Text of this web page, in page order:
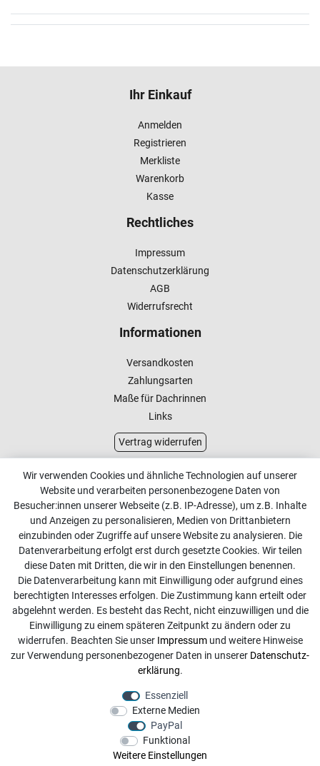
Ihr Einkauf
Anmelden
Registrieren
Merkliste
Warenkorb
Kasse
Rechtliches
Impressum
Datenschutzerklärung
AGB
Widerrufsrecht
Informationen
Versandkosten
Zahlungsarten
Maße für Dachrinnen
Links
Vertrag widerrufen
Kundenservice
Kontakt
Online Retourenservice
Kontakt
info@dachdecker-shop.de
+49 3501 507295
Montag - Freitag, 08:00 - 16:00
Anrufe aus dem dt. Festnetz zum Ortstarif, Preise aus dem
Mobilfunknetz ggf. abweichend (abhängig vom Provider).
Wir verwenden Cookies und ähnliche Technologien auf unserer
Website und verarbeiten personenbezogene Daten von
Besucher:innen unserer Webseite (z.B. IP-Adresse), um z.B. Inhalte
und Anzeigen zu personalisieren, Medien von Drittanbietern
einzubinden oder Zugriffe auf unsere Website zu analysieren. Die
Datenverarbeitung erfolgt erst durch gesetzte Cookies. Wir teilen
diese Daten mit Dritten, die wir in den Einstellungen benennen.
Die Datenverarbeitung kann mit Einwilligung oder aufgrund eines
berechtigten Interesses erfolgen. Die Zustimmung kann erteilt oder
abgelehnt werden. Es besteht das Recht, nicht einzuwilligen und die
Einwilligung zu einem späteren Zeitpunkt zu ändern oder zu
widerrufen. Beachten Sie unser Impressumund weitere Hinweise
zur Verwendung personenbezogener Daten in unserer Daten­schutz­
erklärung.
Essenziell
Externe Medien
PayPal
Funktional
Weitere Einstellungen